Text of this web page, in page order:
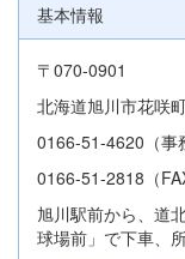
基本情報
〒070-0901
北海道旭川市花咲
0166-51-4620（事
0166-51-2818（
旭川駅前から、道
球場前」で下車、